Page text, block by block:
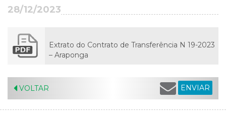
28/12/2023
Extrato do Contrato de Transferência N 19-2023
– Araponga
VOLTAR ENVIAR